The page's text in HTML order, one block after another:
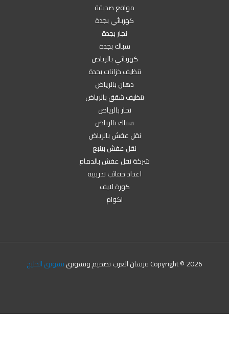
مواقع صديقة
كهربائي بجدة
نجار بجدة
سباك بجدة
كهربائي بالرياض
تنظيف خزانات بجدة
دهان بالرياض
تنظيف شقق بالرياض
نجار بالرياض
سباك بالرياض
نقل عفش بالرياض
نقل عفش بينبع
شركة نقل عفش بالدمام
اعداد حقائب تدريبية
كورة لايف
Copyright © 2026 فرسان العرب تصميم وتسويق تسويق الخليج